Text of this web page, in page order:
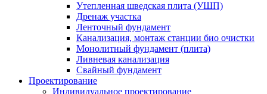
Утепленная шведская плита (УШП)
Дренаж участка
Ленточный фундамент
Канализация, монтаж станции био очистки
Монолитный фундамент (плита)
Ливневая канализация
Свайный фундамент
Проектирование
Индивидуальное проектирование